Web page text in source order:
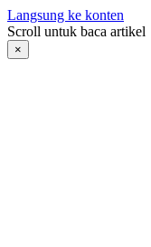
Langsung ke konten
Scroll untuk baca artikel
×